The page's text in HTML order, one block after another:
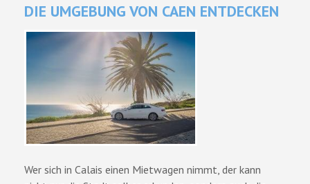
DIE UMGEBUNG VON CAEN ENTDECKEN
Wer sich in Calais einen Mietwagen nimmt, der kann